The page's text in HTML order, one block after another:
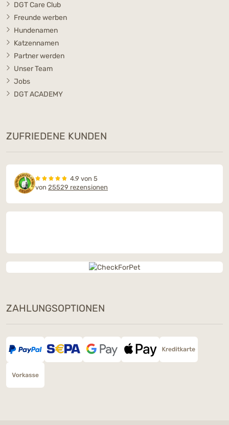
DGT Care Club
Freunde werben
Hundenamen
Katzennamen
Partner werden
Unser Team
Jobs
DGT ACADEMY
ZUFRIEDENE KUNDEN
4.9 von 5
von 25529 rezensionen
ZAHLUNGSOPTIONEN